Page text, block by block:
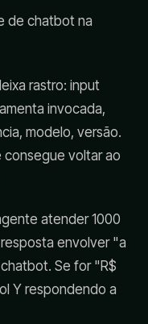
de chatbot na
rastro: input
invocada,
modelo, versão.
consegue voltar ao
atender 1000
envolver "a
Se for "R$
Y respondendo a